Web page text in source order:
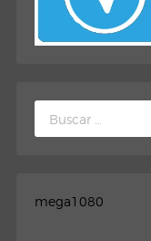
mega1080